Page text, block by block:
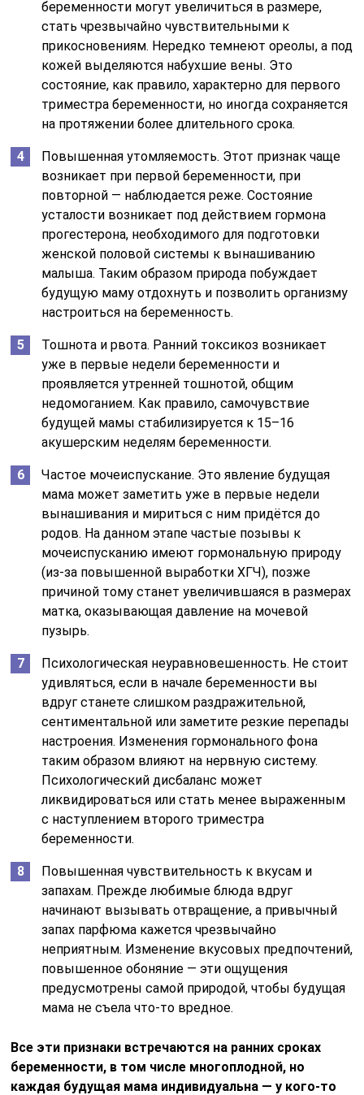
беременности могут увеличиться в размере,
стать чрезвычайно чувствительными к
прикосновениям. Нередко темнеют ореолы, а под
кожей выделяются набухшие вены. Это
состояние, как правило, характерно для первого
триместра беременности, но иногда сохраняется
на протяжении более длительного срока.
Повышенная утомляемость. Этот признак чаще
возникает при первой беременности, при
повторной — наблюдается реже. Состояние
усталости возникает под действием гормона
прогестерона, необходимого для подготовки
женской половой системы к вынашиванию
малыша. Таким образом природа побуждает
будущую маму отдохнуть и позволить организму
настроиться на беременность.
Тошнота и рвота. Ранний токсикоз возникает
уже в первые недели беременности и
проявляется утренней тошнотой, общим
недомоганием. Как правило, самочувствие
будущей мамы стабилизируется к 15–16
акушерским неделям беременности.
Частое мочеиспускание. Это явление будущая
мама может заметить уже в первые недели
вынашивания и мириться с ним придётся до
родов. На данном этапе частые позывы к
мочеиспусканию имеют гормональную природу
(из-за повышенной выработки ХГЧ), позже
причиной тому станет увеличившаяся в размерах
матка, оказывающая давление на мочевой
пузырь.
Психологическая неуравновешенность. Не стоит
удивляться, если в начале беременности вы
вдруг станете слишком раздражительной,
сентиментальной или заметите резкие перепады
настроения. Изменения гормонального фона
таким образом влияют на нервную систему.
Психологический дисбаланс может
ликвидироваться или стать менее выраженным
с наступлением второго триместра
беременности.
Повышенная чувствительность к вкусам и
запахам. Прежде любимые блюда вдруг
начинают вызывать отвращение, а привычный
запах парфюма кажется чрезвычайно
неприятным. Изменение вкусовых предпочтений,
повышенное обоняние — эти ощущения
предусмотрены самой природой, чтобы будущая
мама не съела что-то вредное.
Все эти признаки встречаются на ранних сроках
беременности, в том числе многоплодной, но
каждая будущая мама индивидуальна — у кого-то